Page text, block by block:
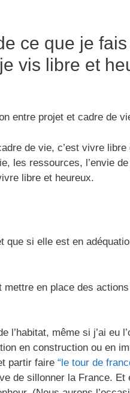
ce que je
vis libre et
entre projet et cadre de
de vie, c’est vivre libre
les ressources, l’envie
libre et heureux.
que si elle est en
en place des
l’habitat, même si j’ai eu
en construction ou en
partir faire “le tour de
de sillonner la France. Et